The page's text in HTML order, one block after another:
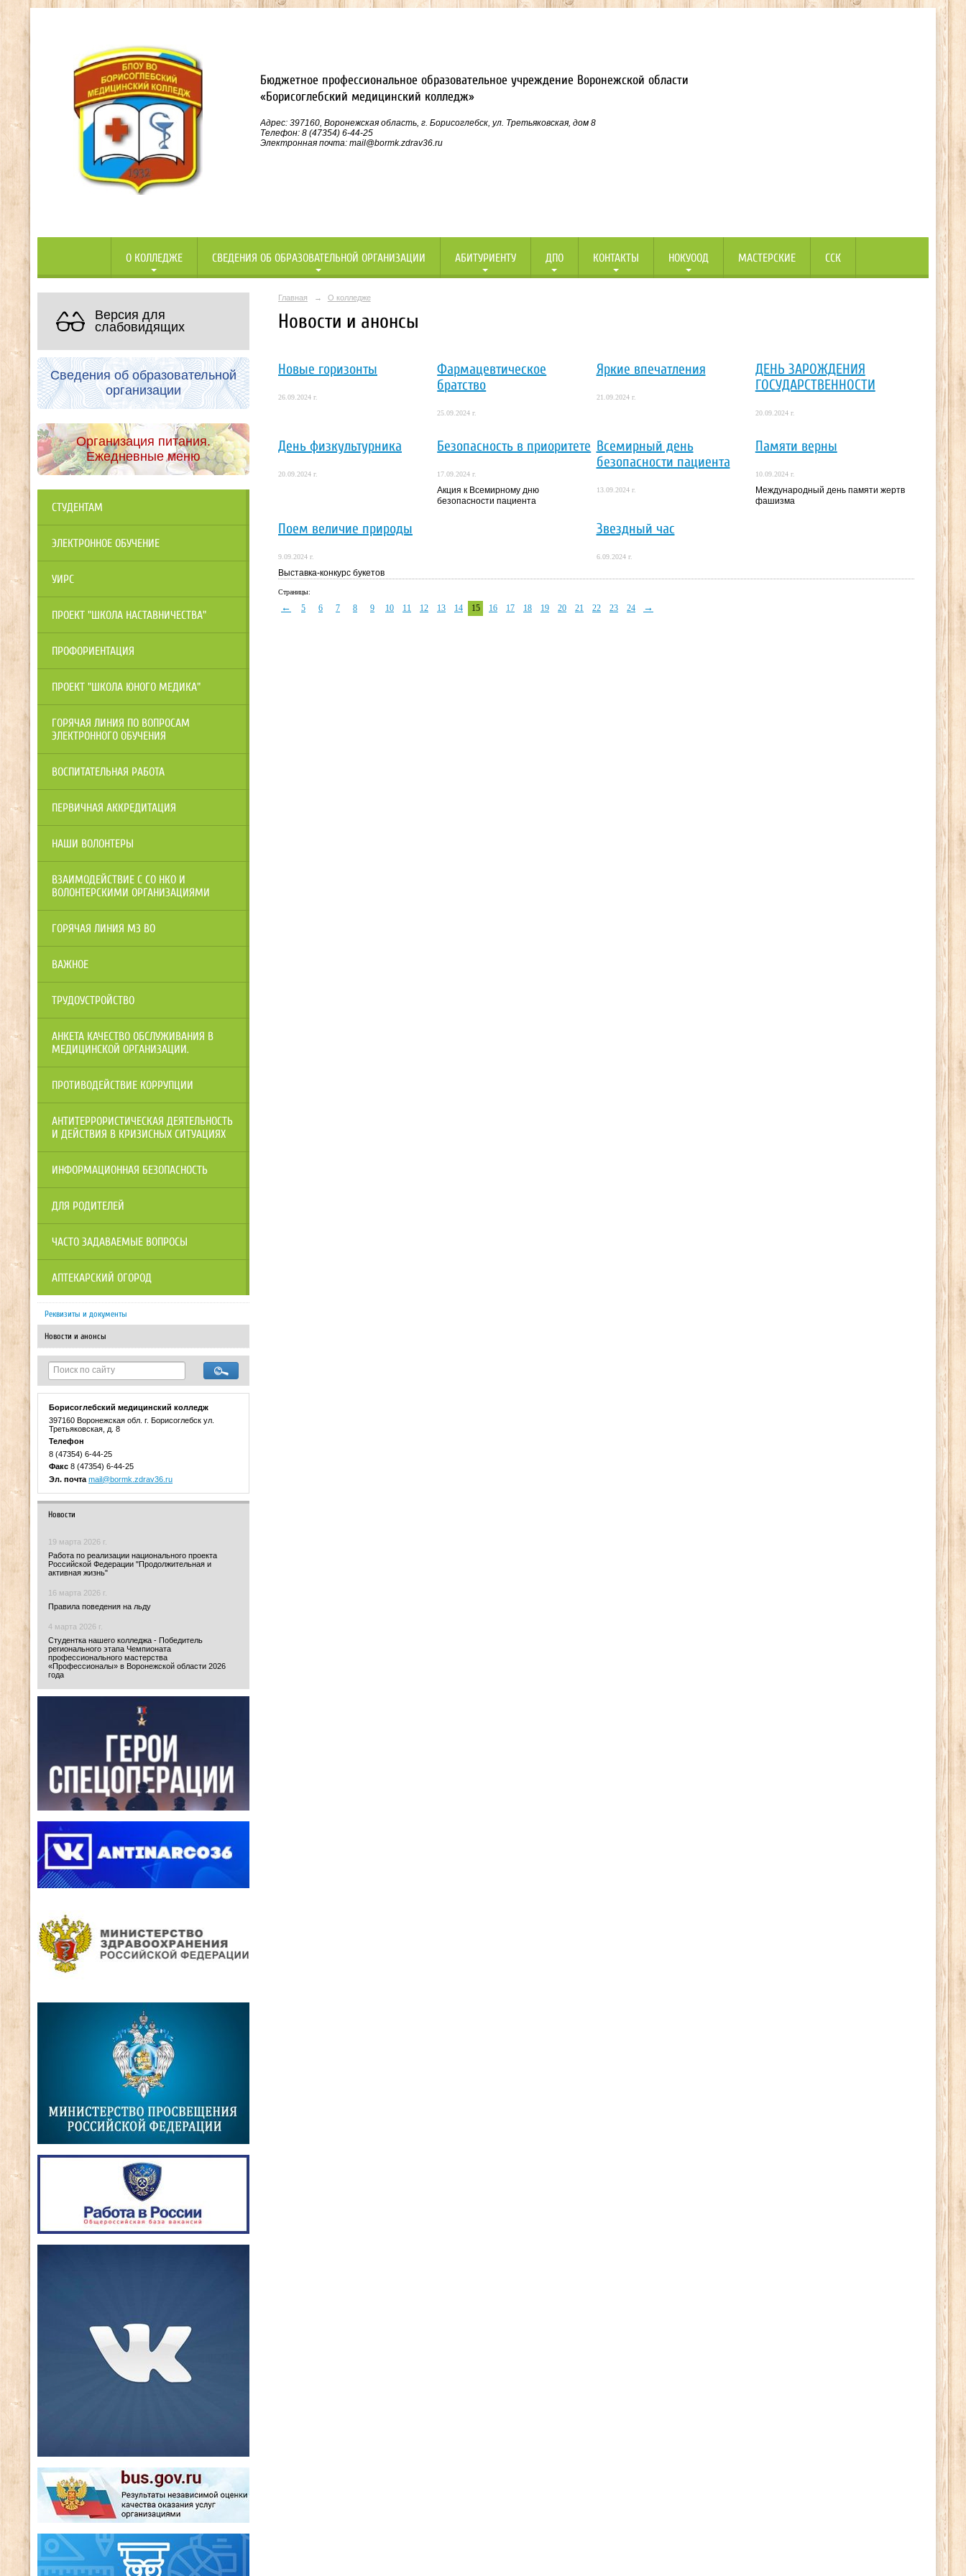
Бюджетное профессиональное образовательное учреждение Воронежской области
«Борисоглебский медицинский колледж»
Адрес: 397160, Воронежская область, г. Борисоглебск, ул. Третьяковская, дом 8
Телефон: 8 (47354) 6-44-25
Электронная почта: mail@bormk.zdrav36.ru
О КОЛЛЕДЖЕ СВЕДЕНИЯ ОБ ОБРАЗОВАТЕЛЬНОЙ ОРГАНИЗАЦИИ АБИТУРИЕНТУ ДПО КОНТАКТЫ НОКУООД МАСТЕРСКИЕ ССК
Версия для
слабовидящих
Сведения об образовательной
организации
Организация питания.
Ежедневные меню
СТУДЕНТАМ
ЭЛЕКТРОННОЕ ОБУЧЕНИЕ
УИРС
ПРОЕКТ "ШКОЛА НАСТАВНИЧЕСТВА"
ПРОФОРИЕНТАЦИЯ
ПРОЕКТ "ШКОЛА ЮНОГО МЕДИКА"
ГОРЯЧАЯ ЛИНИЯ ПО ВОПРОСАМ
ЭЛЕКТРОННОГО ОБУЧЕНИЯ
ВОСПИТАТЕЛЬНАЯ РАБОТА
ПЕРВИЧНАЯ АККРЕДИТАЦИЯ
НАШИ ВОЛОНТЕРЫ
ВЗАИМОДЕЙСТВИЕ С СО НКО И
ВОЛОНТЕРСКИМИ ОРГАНИЗАЦИЯМИ
ГОРЯЧАЯ ЛИНИЯ МЗ ВО
ВАЖНОЕ
ТРУДОУСТРОЙСТВО
АНКЕТА КАЧЕСТВО ОБСЛУЖИВАНИЯ В
МЕДИЦИНСКОЙ ОРГАНИЗАЦИИ.
ПРОТИВОДЕЙСТВИЕ КОРРУПЦИИ
АНТИТЕРРОРИСТИЧЕСКАЯ ДЕЯТЕЛЬНОСТЬ
И ДЕЙСТВИЯ В КРИЗИСНЫХ СИТУАЦИЯХ
ИНФОРМАЦИОННАЯ БЕЗОПАСНОСТЬ
ДЛЯ РОДИТЕЛЕЙ
ЧАСТО ЗАДАВАЕМЫЕ ВОПРОСЫ
АПТЕКАРСКИЙ ОГОРОД
Реквизиты и документы
Новости и анонсы
Борисоглебский медицинский колледж
397160 Воронежская обл. г. Борисоглебск ул.
Третьяковская, д. 8
Телефон
8 (47354) 6-44-25
Факс 8 (47354) 6-44-25
Эл. почта mail@bormk.zdrav36.ru
Новости
19 марта 2026 г.
Работа по реализации национального проекта
Российской Федерации "Продолжительная и
активная жизнь"
16 марта 2026 г.
Правила поведения на льду
4 марта 2026 г.
Студентка нашего колледжа - Победитель
регионального этапа Чемпионата
профессионального мастерства
«Профессионалы» в Воронежской области 2026
года
Главная → О колледже
Новости и анонсы
Новые горизонты
26.09.2024 г.
Фармацевтическое
братство
25.09.2024 г.
Яркие впечатления
21.09.2024 г.
ДЕНЬ ЗАРОЖДЕНИЯ
ГОСУДАРСТВЕННОСТИ
20.09.2024 г.
День физкультурника
20.09.2024 г.
Безопасность в приоритете
17.09.2024 г.
Акция к Всемирному дню
безопасности пациента
Всемирный день
безопасности пациента
13.09.2024 г.
Памяти верны
10.09.2024 г.
Международный день памяти жертв
фашизма
Поем величие природы
9.09.2024 г.
Выставка-конкурс букетов
Звездный час
6.09.2024 г.
Страницы:
← 5 6 7 8 9 10 11 12 13 14 15 16 17 18 19 20 21 22 23 24 →